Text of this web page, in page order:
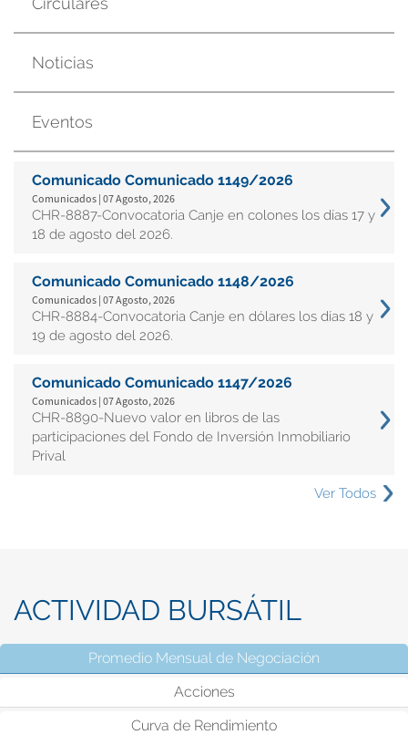
Noticias
Eventos
Comunicado Comunicado 1149/2026
Comunicados | 07 Agosto, 2026
CHR-8887-Convocatoria Canje en colones los días 17 y
18 de agosto del 2026.
Comunicado Comunicado 1148/2026
Comunicados | 07 Agosto, 2026
CHR-8884-Convocatoria Canje en dólares los días 18 y
19 de agosto del 2026.
Comunicado Comunicado 1147/2026
Comunicados | 07 Agosto, 2026
CHR-8890-Nuevo valor en libros de las
participaciones del Fondo de Inversión Inmobiliario
Prival
Ver Todos
ACTIVIDAD BURSÁTIL
Promedio Mensual de Negociación
Acciones
Curva de Rendimiento